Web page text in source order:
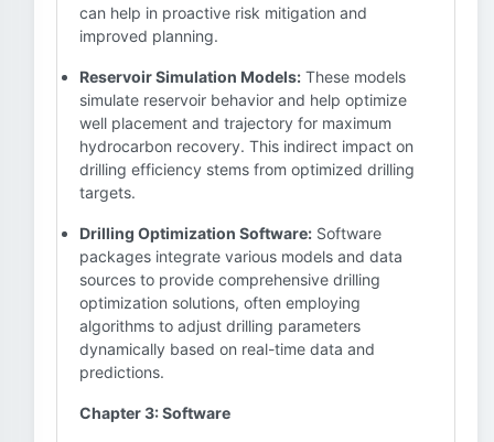
can help in proactive risk mitigation and
improved planning.
Reservoir Simulation Models: These models
simulate reservoir behavior and help optimize
well placement and trajectory for maximum
hydrocarbon recovery. This indirect impact on
drilling efficiency stems from optimized drilling
targets.
Drilling Optimization Software: Software
packages integrate various models and data
sources to provide comprehensive drilling
optimization solutions, often employing
algorithms to adjust drilling parameters
dynamically based on real-time data and
predictions.
Chapter 3: Software